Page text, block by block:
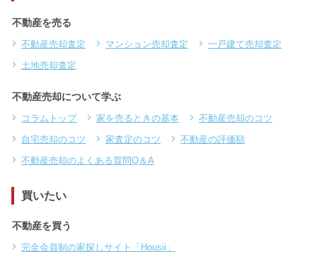
不動産を売る
不動産売却査定 マンション売却査定
一戸建て売却査定
土地売却査定
不動産売却について学ぶ
コラムトップ 家を売るときの基本
不動産売却のコツ
自宅売却のコツ
家査定のコツ
不動産の評価額
不動産売却のよくある質問Q＆A
買いたい
不動産を買う
完全会員制の家探しサイト「Housii」